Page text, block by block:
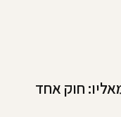
חוק אחד